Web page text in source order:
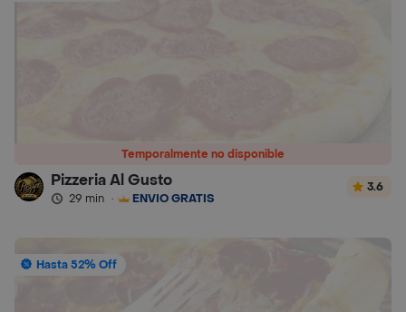
Temporalmente no disponible
Pizzeria Al Gusto
29 min · ENVÍO GRATIS
3.6
Hasta 52% Off